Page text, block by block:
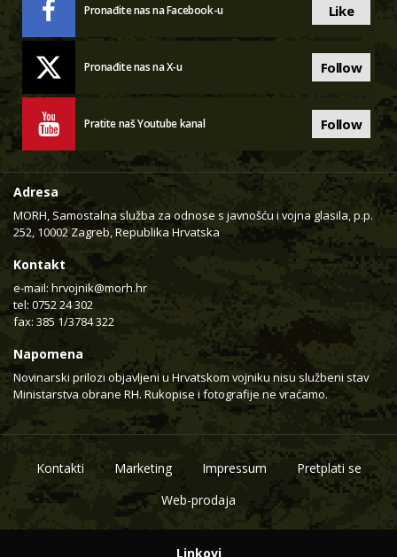
Pronađite nas na Facebook-u Like
Pronađite nas na X-u Follow
Pratite naš Youtube kanal Follow
Adresa
MORH, Samostalna služba za odnose s javnošću i vojna glasila, p.p.
252, 10002 Zagreb, Republika Hrvatska
Kontakt
e-mail: hrvojnik@morh.hr
tel: 0752 24 302
fax: 385 1/3784 322
Napomena
Novinarski prilozi objavljeni u Hrvatskom vojniku nisu službeni stav
Ministarstva obrane RH. Rukopise i fotografije ne vraćamo.
Kontakti Marketing Impressum
Pretplati se
Web-prodaja
Linkovi